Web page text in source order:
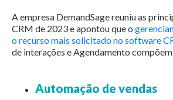
A empresa DemandSage reuniu as
CRM de 2023 e apontou que o
o recurso mais solicitado no software
de interações e Agendamento
Automação de vendas